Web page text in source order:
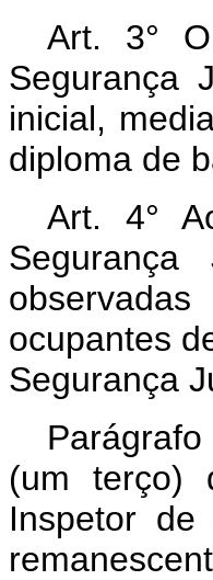
Art. 3°
Segurança
inicial,
diploma de
Art. 4°
Segurança
ocupantes
Segurança
(um terço)
Inspetor de